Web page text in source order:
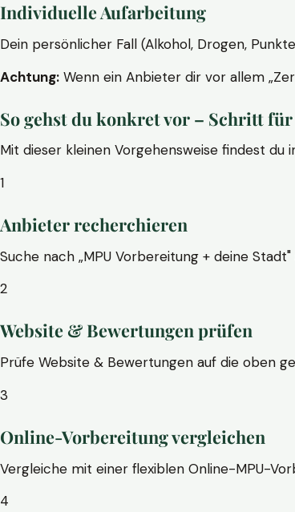
Individuelle Aufarbeitung
Dein persönlicher Fall (Alkohol, Drogen,
Achtung: Wenn ein Anbieter dir vor allem
So gehst du konkret vor – Schritt
Mit dieser kleinen Vorgehensweise findest
1
Anbieter recherchieren
Suche nach „MPU Vorbereitung + deine
2
Website & Bewertungen prüfen
Prüfe Website & Bewertungen auf die oben
3
Online-Vorbereitung vergleichen
Vergleiche mit einer flexiblen Online-MPU-
4